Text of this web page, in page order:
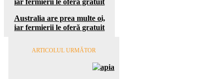
Australia are prea multe oi,
iar fermierii le oferă gratuit
ARTICOLUL URMĂTOR